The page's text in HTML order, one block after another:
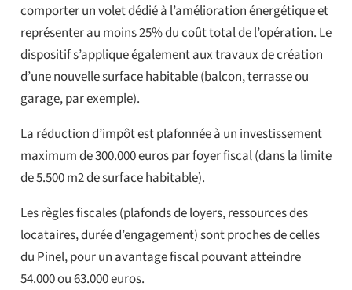
comporter un volet dédié à l’amélioration énergétique et
représenter au moins 25% du coût total de l’opération. Le
dispositif s’applique également aux travaux de création
d’une nouvelle surface habitable (balcon, terrasse ou
garage, par exemple).
‍La réduction d’impôt est plafonnée à un investissement
maximum de 300.000 euros par foyer fiscal (dans la limite
de 5.500 m2 de surface habitable).
Les règles fiscales (plafonds de loyers, ressources des
locataires, durée d’engagement) sont proches de celles
du Pinel, pour un avantage fiscal pouvant atteindre
54.000 ou 63.000 euros.